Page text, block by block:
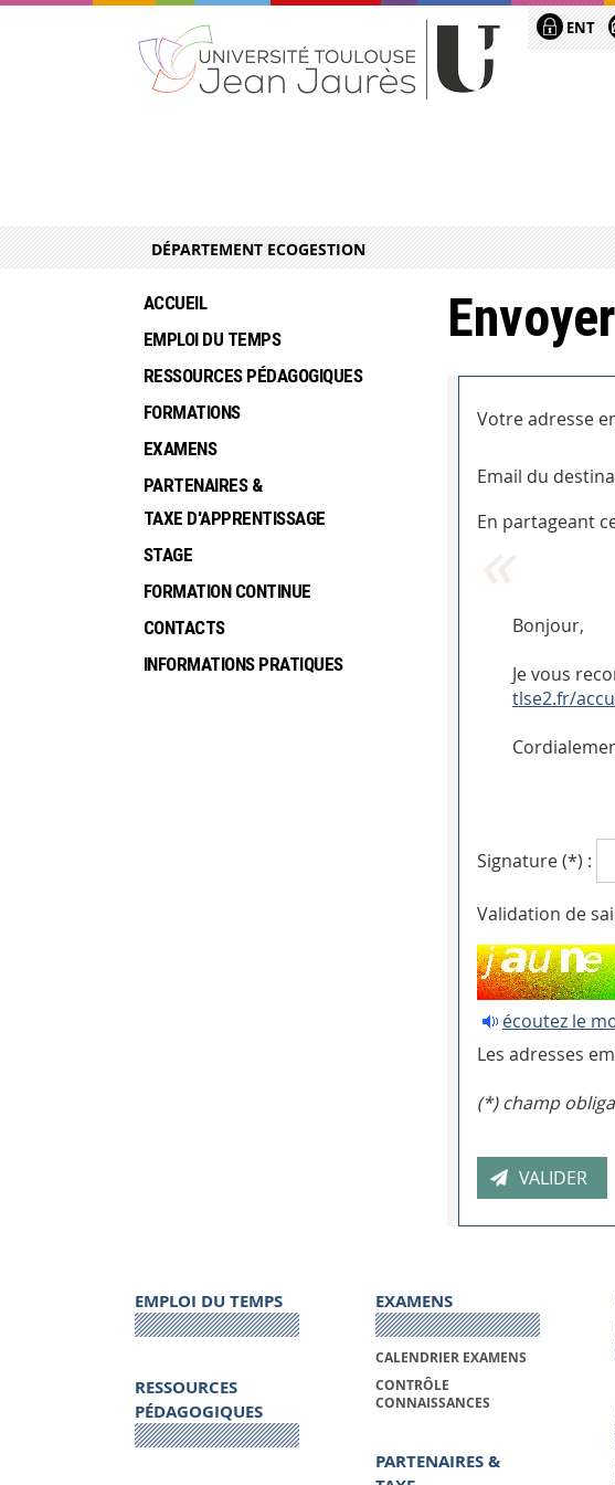
ENT
DÉPARTEMENT ECOGESTION
Votre adresse
Email du
En partageant
Bonjour,
Je vous
tlse2.fr/
Signature (*) :
Validation de
écoutez le
Les adresses
(*) champ
ACCUEIL
EMPLOI DU TEMPS
RESSOURCES PÉDAGOGIQUES
FORMATIONS
EXAMENS
PARTENAIRES &
TAXE D'APPRENTISSAGE
STAGE
FORMATION CONTINUE
CONTACTS
INFORMATIONS PRATIQUES
EMPLOI DU TEMPS
RESSOURCES
PÉDAGOGIQUES
EXAMENS
CALENDRIER EXAMENS
CONTRÔLE
CONNAISSANCES
PARTENAIRES &